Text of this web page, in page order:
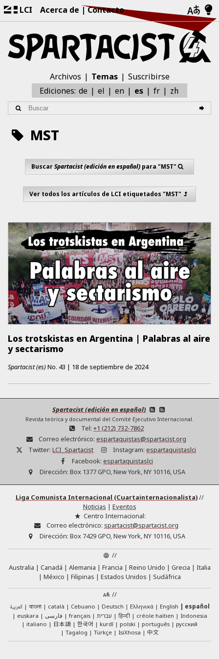
LCI Acerca de Contacto
Archivos Temas
Suscribirse
Ediciones: de el en es fr zh
MST
BuscarSpartacist (edición en español) para "MST"
Ver todos los artículos de LCI etiquetados "MST"
Los trotskistas en Argentina | Palabras al aire
y sectarismo
Spartacist (es)No. 43 | 18 de septiembre de 2024
Spartacist (edición en español)
Revista teórica y documental del Comité Ejecutivo Internacional.
Tel: +1 (212) 732-7862
Correo electrónico: espartaquistas@spartacist.org
Twitter: LCI_Spartacist Instagram: espartaquistaslci
Facebook: espartaquistaslci
Dirección: Box 1377 GPO, New York, NY 10116, USA
Liga Comunista Internacional (Cuartainternacionalista)//
Noticias | Eventos
Centro Internacional:
Correo electrónico: spartacist@spartacist.org
Dirección: Box 7429 GPO, New York, NY 10116, USA
//
Australia
Canadá Alemania Francia Reino Unido Grecia
Italia
México
Filipinas Estados Unidos
Sudáfrica
//
العربية বাংলা català Cebuano Deutsch Ελληνικά English
español
euskara
فارسی français עברית हिन्दी créole haïtien
Indonesia
italiano
日本語 한국어 kurdî polski português
русский
Tagalog
Türkçe IsiXhosa 中文